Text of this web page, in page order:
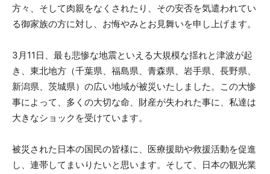
方々、そして肉親をなくされたり、その安否を気遣われてい
る御家族の方に対し、お悔やみとお見舞いを申し上げます。
3月11日、最も悲惨な地震といえる大規模な揺れと津波が起
き、東北地方（千葉県、福島県、青森県、岩手県、長野県、
新潟県、茨城県）の広い地域が被災いたしました。この大惨
事によって、多くの大切な命、財産が失われた事に、私達は
大きなショックを受けています。
被災された日本の国民の皆様に、医療援助や救援活動を促進
し、連帯してまいりたいと思います。そして、日本の観光業